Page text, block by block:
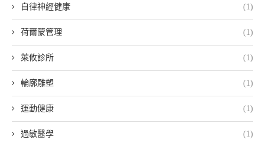
自律神經健康 (1)
荷爾蒙管理 (1)
萊攸診所 (1)
輪廓雕塑 (1)
運動健康 (1)
過敏醫學 (1)